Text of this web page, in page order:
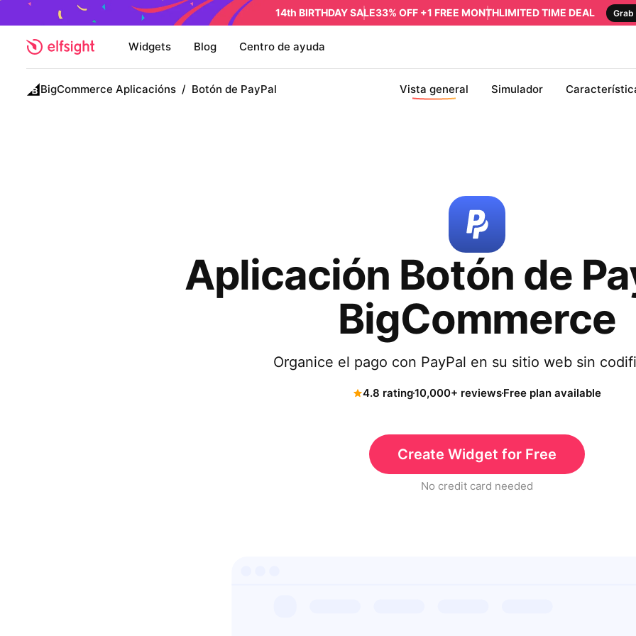
14th BIRTHDAY SALE33% OFF +1 FREE MONTHLIMITED TIME DEAL Grab
Widgets Blog Centro de ayuda
BigCommerce Aplicacións / Botón de PayPal Vista general Simulador
Aplicación Botón de
BigCommerce
Organice el pago con PayPal en su sitio web sin
4.8 rating10,000+ reviewsFree plan available
Create Widget for Free
No credit card needed